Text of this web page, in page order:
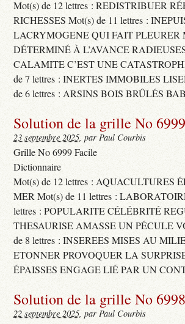
Mot(s) de 12 lettres : REDISTRIBUER
RICHESSES Mot(s) de 11 lettres :
LACRYMOGENE QUI FAIT PLEURER
DÉTERMINÉ À L’AVANCE
CALAMITE C’EST UNE
de 7 lettres : INERTES IMMOBILES
de 6 lettres : ARSINS BOIS BRÛLÉS
Solution de la grille No 6999
23 septembre 2025, par Paul Courbis
Grille No 6999 Facile
Dictionnaire
Mot(s) de 12 lettres : AQUACULTURES
MER Mot(s) de 11 lettres :
lettres : POPULARITE CÉLÉBRITÉ
THESAURISE AMASSE UN PÉCULE
de 8 lettres : INSEREES MISES AU
ETONNER PROVOQUER LA
ÉPAISSES ENGAGE LIÉ PAR UN
Solution de la grille No 6998
22 septembre 2025, par Paul Courbis